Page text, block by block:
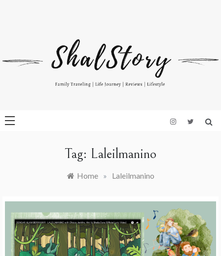
www.shalstory.com
Tag: Laleilmanino
Home » Laleilmanino